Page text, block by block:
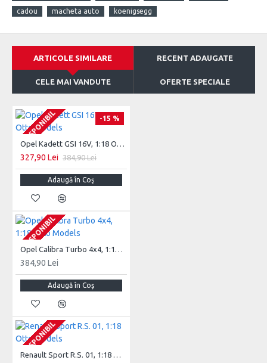
cadou
macheta auto koenigsegg
ARTICOLE SIMILARE RECENT ADAUGATE
CELE MAI VANDUTE OFERTE SPECIALE
-15 %
INDISPONIBIL
INDISPONIBIL
INDISPONIBIL Opel Kadett GSI 16V, 1:18 Otto Models
327,90 Lei 384,90 Lei
Adaugă în Coş
INDISPONIBIL
INDISPONIBIL
INDISPONIBIL Opel Calibra Turbo 4x4, 1:18 Otto Models
384,90 Lei
Adaugă în Coş
INDISPONIBIL
INDISPONIBIL
INDISPONIBIL Renault Sport R.S. 01, 1:18 Otto Models